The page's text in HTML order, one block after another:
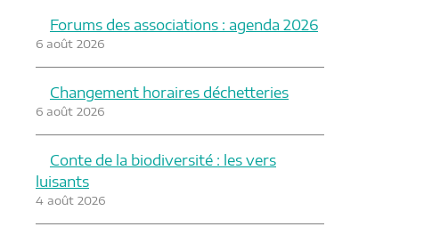
Forums des associations : agenda 2026
6 août 2026
Changement horaires déchetteries
6 août 2026
Conte de la biodiversité : les vers
luisants
4 août 2026